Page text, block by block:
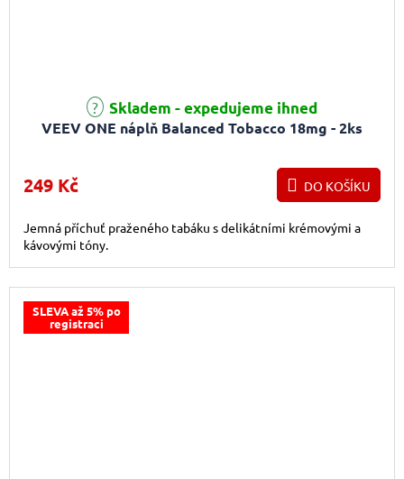
VEEV ONE náplň Balanced Tobacco 18mg - 2ks
Skladem - expedujeme ihned
249 Kč DO KOŠÍKU
Jemná příchuť praženého tabáku s delikátními krémovými a
kávovými tóny.
SLEVA až 5% po
registraci